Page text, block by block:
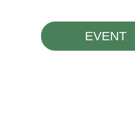
EVENT